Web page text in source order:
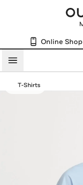
Online Shop
Menü
T-Shirts